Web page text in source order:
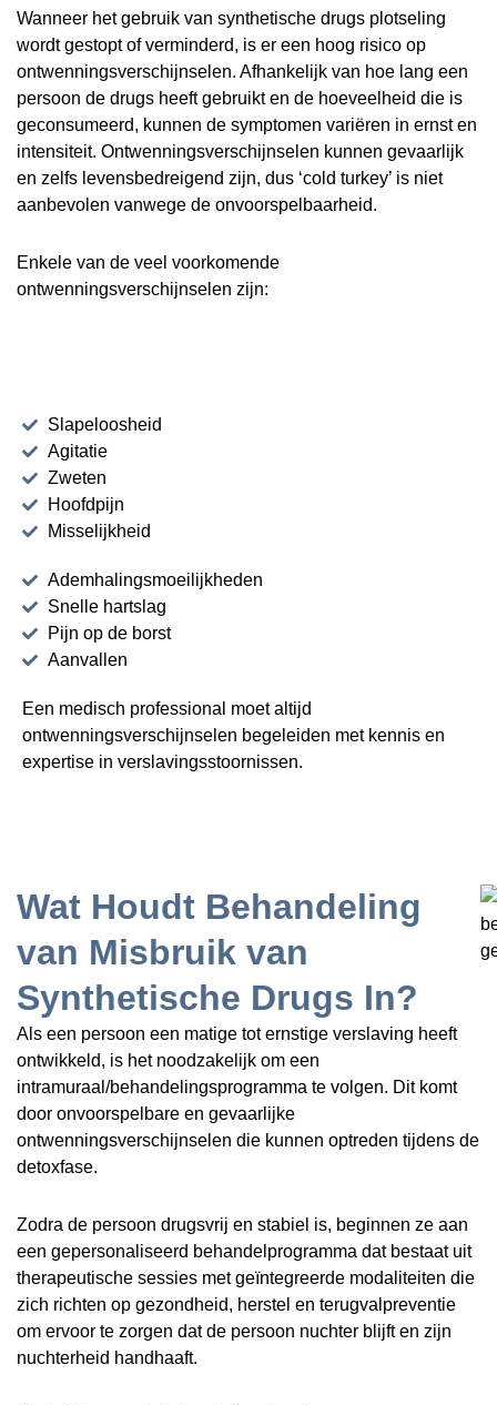
Wanneer het gebruik van synthetische drugs plotseling
wordt gestopt of verminderd, is er een hoog risico op
ontwenningsverschijnselen. Afhankelijk van hoe lang een
persoon de drugs heeft gebruikt en de hoeveelheid die is
geconsumeerd, kunnen de symptomen variëren in ernst en
intensiteit. Ontwenningsverschijnselen kunnen gevaarlijk
en zelfs levensbedreigend zijn, dus ‘cold turkey’ is niet
aanbevolen vanwege de onvoorspelbaarheid.
Enkele van de veel voorkomende
ontwenningsverschijnselen zijn:
Slapeloosheid
Agitatie
Zweten
Hoofdpijn
Misselijkheid
Ademhalingsmoeilijkheden
Snelle hartslag
Pijn op de borst
Aanvallen
Een medisch professional moet altijd
ontwenningsverschijnselen begeleiden met kennis en
expertise in verslavingsstoornissen.
Wat Houdt Behandeling
van Misbruik van
Synthetische Drugs In?
Als een persoon een matige tot ernstige verslaving heeft
ontwikkeld, is het noodzakelijk om een
intramuraal/behandelingsprogramma te volgen. Dit komt
door onvoorspelbare en gevaarlijke
ontwenningsverschijnselen die kunnen optreden tijdens de
detoxfase.
Zodra de persoon drugsvrij en stabiel is, beginnen ze aan
een gepersonaliseerd behandelprogramma dat bestaat uit
therapeutische sessies met geïntegreerde modaliteiten die
zich richten op gezondheid, herstel en terugvalpreventie
om ervoor te zorgen dat de persoon nuchter blijft en zijn
nuchterheid handhaaft.